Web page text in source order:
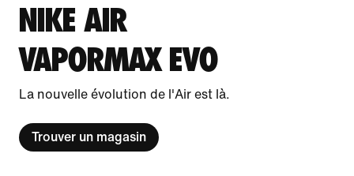
NIKE AIR
VAPORMAX EVO
La nouvelle évolution de l'Air est là.
Trouver un magasin